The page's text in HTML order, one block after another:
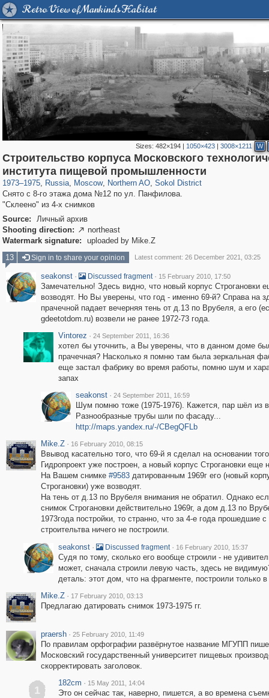
Retro View of Mankind's Habitat
Sizes: 482×194| 1050×423| 3008×1211 W
Строительство корпуса Московского
института пищевой промышленности
1973–1975, Russia
1,406,144 29,243
, Moscow
319,779 8,286
, Northern AO
22,533 598
, Sokol District
3,442 98
Снято с 8-го этажа дома №12 по ул. Панфилова.
"Склеено" из 4-х снимков
Source:
Личный архив
Shooting direction:  northeast
Watermark signature:
uploaded by Mike.Z
13
Sign in to share your opinion Latest comment: 26 December 2021, 03:25
seakonst · Discussed fragment · 15 February 2010, 17:50
Замечательно! Здесь видно, что новый корпус Строгановки
возводят. Но Вы уверены, что год - именно 69-й? Справа на
прачечной падает вечерняя тень от д.13 по Врубеля, а его
gdeetotdom.ru) возвели не ранее 1972-73 года.
Vintorez · 24 September 2011, 16:36
хотел бы уточнить, а Вы уверены, что в данном доме
прачечная? Насколько я помню там была зеркальная
еще застал фабрику во время работы, помню шум и
запах
seakonst · 24 September 2011, 16:59
Шум помню тоже (1975-1976). Кажется, пар шёл из
Разнообразные трубы шли по фасаду...
http://maps.yandex.ru/-/CBegQFLb
Mike.Z · 16 February 2010, 08:15
Ввывод касательно того, что 69-й я сделал на основании
Гидропроект уже построен, а новый корпус Строгановки еще
На Вашем снимке #9583датированным 1969г его (новый
Строгановки) уже возводят.
На тень от д.13 по Врубеля внимания не обратил. Однако
снимок Строгановки действительно 1969г, а дом д.13 по
1973года постройки, то странно, что за 4-е года прошедшие с
строительтва ничего не построили.
seakonst · Discussed fragment · 16 February 2010, 15:37
Судя по тому, сколько его вообще строили - не
может, сначала строили левую часть, здесь не
деталь: этот дом, что на фрагменте, построили только в
Mike.Z · 17 February 2010, 03:13
Предлагаю датировать снимок 1973-1975 гг.
praersh · 25 February 2010, 11:49
По правилам орфографии развёрнутое название МГУПП
Московский государственный университет пищевых
скорректировать заголовок.
1
182cm · 15 May 2011, 14:04
Это он сейчас так, наверно, пишется, а во времена